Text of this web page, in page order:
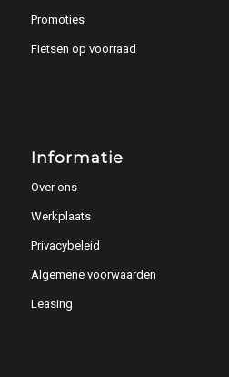
Promoties
Fietsen op voorraad
Informatie
Over ons
Werkplaats
Privacybeleid
Algemene voorwaarden
Leasing